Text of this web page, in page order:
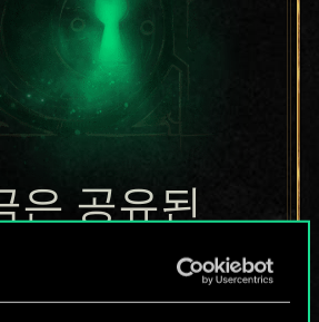
은 공유된
들에 지나지
않지만